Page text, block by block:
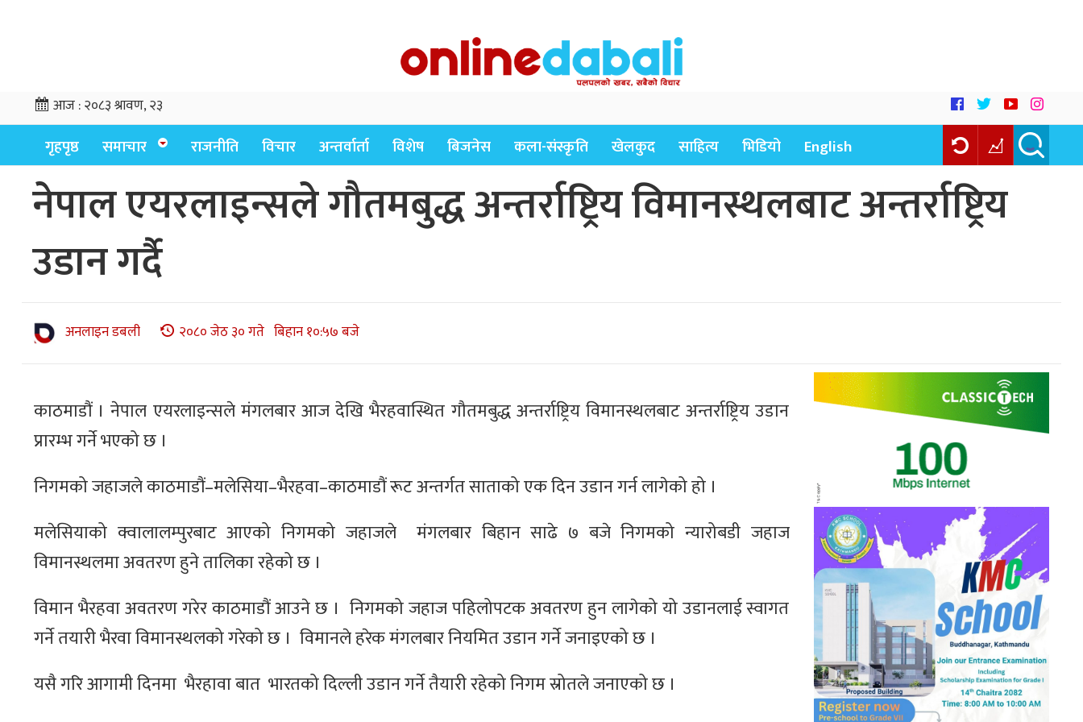
आज :२०८३ श्रावण, २३
गृहपृष्ठ समाचार राजनीति विचार अन्तर्वार्ता विशेष बिजनेस कला-संस्कृति खेलकुद साहित्य भिडियो English
नेपाल एयरलाइन्सले गौतमबुद्ध अन्तर्राष्ट्रिय विमानस्थलबाट अन्तर्राष्ट्रिय
उडान गर्दै
अनलाइन डबली २०८० जेठ ३० गते बिहान १०:५७ बजे
काठमाडौं । नेपाल एयरलाइन्सले मंगलबार आज देखि भैरहवास्थित गौतमबुद्ध अन्तर्राष्ट्रिय विमानस्थलबाट अन्तर्राष्ट्रिय उडान
प्रारम्भ गर्ने भएको छ ।
निगमको जहाजले काठमाडौं–मलेसिया–भैरहवा–काठमाडौं रूट अन्तर्गत साताको एक दिन उडान गर्न लागेको हो ।
मलेसियाको क्वालालम्पुरबाट आएको निगमको जहाजले मंगलबार बिहान साढे ७ बजे निगमको न्यारोबडी जहाज
विमानस्थलमा अवतरण हुने तालिका रहेको छ ।
विमान भैरहवा अवतरण गरेर काठमाडौं आउने छ । निगमको जहाज पहिलोपटक अवतरण हुन लागेको यो उडानलाई स्वागत
गर्ने तयारी भैरवा विमानस्थलको गरेको छ । विमानले हरेक मंगलबार नियमित उडान गर्ने जनाइएको छ ।
यसै गरि आगामी दिनमा भैरहावा बात भारतको दिल्ली उडान गर्ने तैयारी रहेको निगम स्रोतले जनाएको छ ।